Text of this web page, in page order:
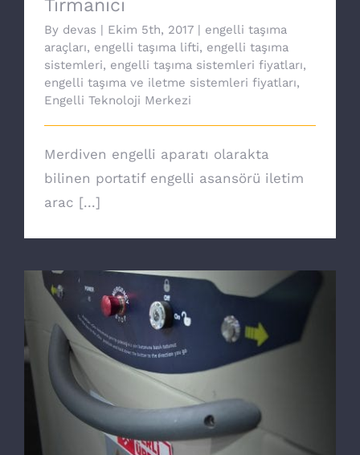
Tırmanıcı
By devas | Ekim 5th, 2017 | engelli taşıma
araçları, engelli taşıma lifti, engelli taşıma
sistemleri, engelli taşıma sistemleri fiyatları,
engelli taşıma ve iletme sistemleri fiyatları,
Engelli Teknoloji Merkezi
Merdiven engelli aparatı olarakta
bilinen portatif engelli asansörü iletim
arac [...]
Doru merdiven asansörü